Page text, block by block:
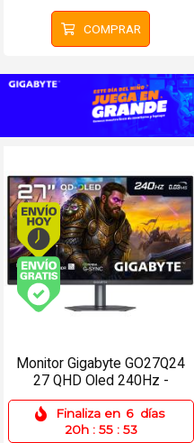
COMPRAR
Envío hoy.
Envío gratis (Ver
Monitor Gigabyte GO27Q24
27 QHD Oled 240Hz -
2xHDMI, DP, USB-C
Finaliza en 6 días
20h : 55 : 53